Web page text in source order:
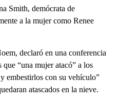
Smith, demócrata de
a la mujer como Renee
declaró en una conferencia
que “una mujer atacó” a los
embestirlos con su vehículo”
atascados en la nieve.